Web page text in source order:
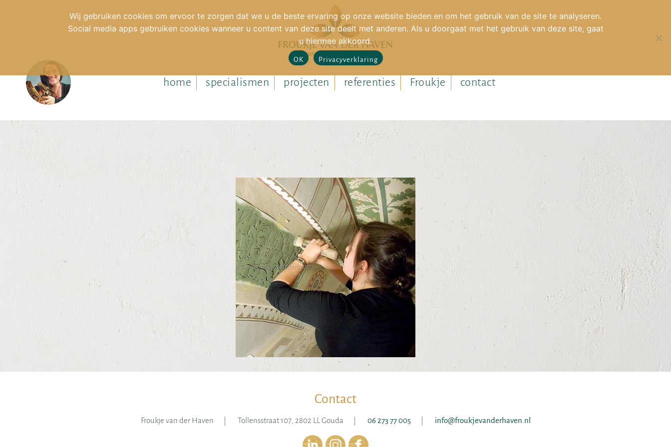
home specialismen projecten referenties Froukje contact
Contact
Froukje van der Haven Tollensstraat 107, 2802 LL Gouda 06 273 77 005 info@froukjevanderhaven.nl
Wij gebruiken cookies om ervoor te zorgen dat we u de beste ervaring op onze website bieden en om het gebruik van de site te analyseren.
Social media apps gebruiken cookies wanneer u content van deze site deelt met anderen. Als u doorgaat met het gebruik van deze site, gaat
u hiermee akkoord.
OK Privacyverklaring